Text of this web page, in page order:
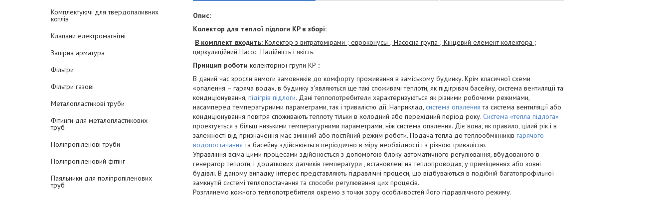
Комплектуючі для твердопаливних
котлів
Клапани електромагнітні
Запірна арматура
Фільтри
Фільтри газові
Металопластикові труби
Фітинги для металопластикових
труб
Поліпропіленові труби
Поліпропіленовий фітінг
Паяльники для поліпропіленових
труб
Опис:
Колектор для теплої підлоги KP в зборі:
В комплект входить: Колектор з витратомірами ; евроконусы ; Насосна група ; Кінцевий елемент колектора ;
циркуляційний Насос. Надійність і якість.
Принцип роботи колекторної групи KP :
В даний час зросли вимоги замовників до комфорту проживання в заміському будинку. Крім класичної схеми
«опалення – гаряча вода», в будинку з'являються ще такі споживачі теплоти, як підігрівач басейну, система вентиляції та
кондиціонування, підігрів підлоги. Дані теплопотребители характеризуються як різними робочими режимами,
насамперед температурними параметрами, так і тривалістю дії. Наприклад, система опалення та система вентиляції або
кондиціонування повітря споживають теплоту тільки в холодний або перехідний період року. Система «тепла підлога»
проектується з більш низькими температурними параметрами, ніж система опалення. Діє вона, як правило, цілий рік і в
залежності від призначення має змінний або постійний режим роботи. Подача тепла до теплообмінників гарячого
водопостачання та басейну здійснюється періодично в міру необхідності і з різною тривалістю.
Управління всіма цими процесами здійснюється з допомогою блоку автоматичного регулювання, вбудованого в
генератор теплоти, і додаткових датчиків температури , встановлені на теплопроводах, у приміщеннях або зовні
будівлі. В даному випадку інтерес представляють гідравлічні процеси, що відбуваються в подібній багатопрофільної
замкнутій системі теплопостачання та способи регулювання цих процесів.
Розглянемо кожного теплопотребителя окремо з точки зору особливостей його гідравлічного режиму.